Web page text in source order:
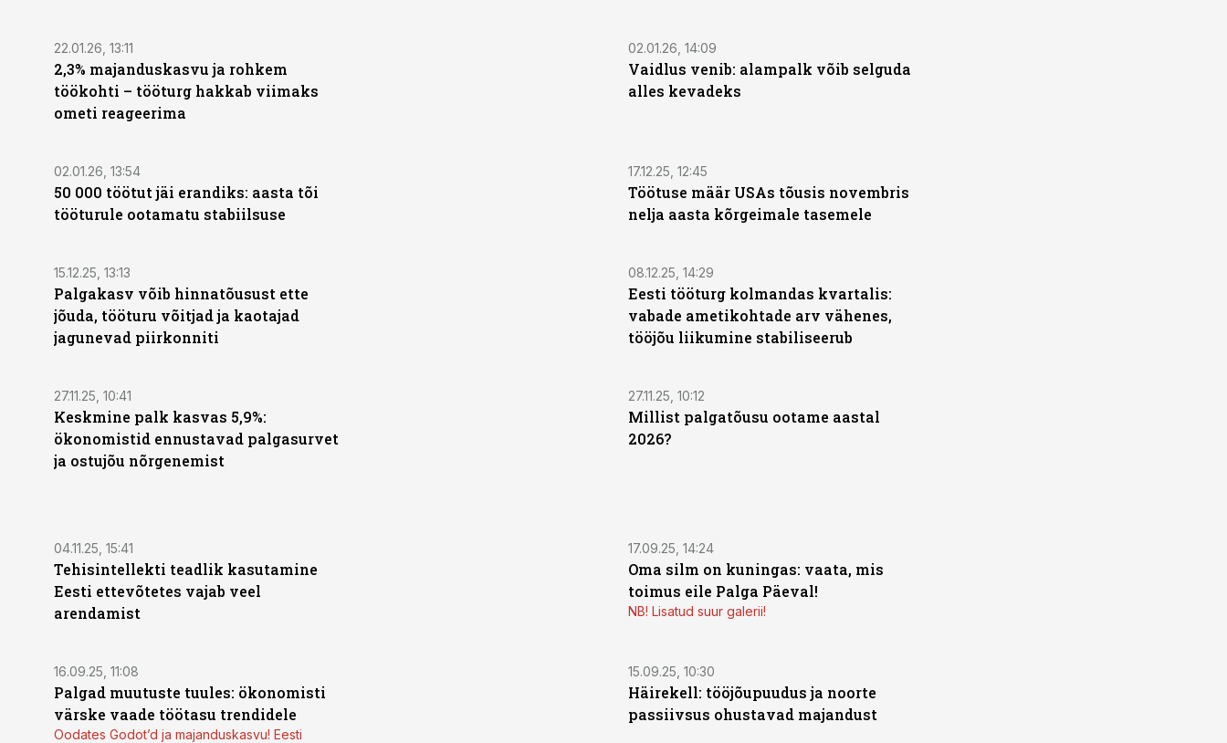
22.01.26, 13:11
2,3% majanduskasvu ja rohkem
töökohti – tööturg hakkab viimaks
ometi reageerima
02.01.26, 14:09
Vaidlus venib: alampalk võib selguda
alles kevadeks
02.01.26, 13:54
50 000 töötut jäi erandiks: aasta tõi
tööturule ootamatu stabiilsuse
17.12.25, 12:45
Töötuse määr USAs tõusis novembris
nelja aasta kõrgeimale tasemele
15.12.25, 13:13
Palgakasv võib hinnatõusust ette
jõuda, tööturu võitjad ja kaotajad
jagunevad piirkonniti
08.12.25, 14:29
Eesti tööturg kolmandas kvartalis:
vabade ametikohtade arv vähenes,
tööjõu liikumine stabiliseerub
27.11.25, 10:41
Keskmine palk kasvas 5,9%:
ökonomistid ennustavad palgasurvet
ja ostujõu nõrgenemist
27.11.25, 10:12
Millist palgatõusu ootame aastal
2026?
04.11.25, 15:41
Tehisintellekti teadlik kasutamine
Eesti ettevõtetes vajab veel
arendamist
17.09.25, 14:24
Oma silm on kuningas: vaata, mis
toimus eile Palga Päeval!
NB! Lisatud suur galerii!
16.09.25, 11:08
Palgad muutuste tuules: ökonomisti
värske vaade töötasu trendidele
Oodates Godot’d ja majanduskasvu! Eesti
15.09.25, 10:30
Häirekell: tööjõupuudus ja noorte
passiivsus ohustavad majandust